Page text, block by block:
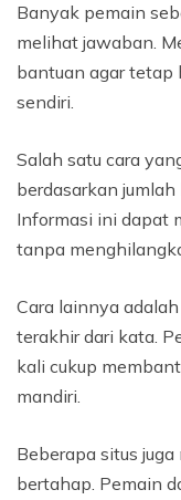
Banyak pemain
melihat jawaban.
bantuan agar
sendiri.
Salah satu cara
berdasarkan
Informasi ini dapat
tanpa
Cara lainnya
terakhir dari kata.
kali cukup
mandiri.
Beberapa situs
bertahap. Pemain